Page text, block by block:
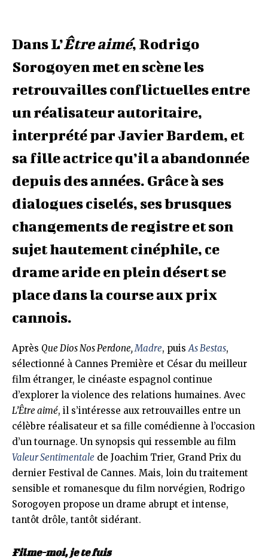
Dans L’Être aimé, Rodrigo
Sorogoyen met en scène les
retrouvailles conflictuelles entre
un réalisateur autoritaire,
interprété par Javier Bardem, et
sa fille actrice qu’il a abandonnée
depuis des années. Grâce à ses
dialogues ciselés, ses brusques
changements de registre et son
sujet hautement cinéphile, ce
drame aride en plein désert se
place dans la course aux prix
cannois.
Après Que Dios Nos Perdone,Madre, puisAs Bestas,
sélectionné à Cannes Première et César du meilleur
film étranger, le cinéaste espagnol continue
d’explorer la violence des relations humaines. Avec
L’Être aimé, il s’intéresse aux retrouvailles entre un
célèbre réalisateur et sa fille comédienne à l’occasion
d’un tournage. Un synopsis qui ressemble au film
Valeur Sentimentale de Joachim Trier, Grand Prix du
dernier Festival de Cannes. Mais, loin du traitement
sensible et romanesque du film norvégien, Rodrigo
Sorogoyen propose un drame abrupt et intense,
tantôt drôle, tantôt sidérant.
Filme-moi, je te fuis